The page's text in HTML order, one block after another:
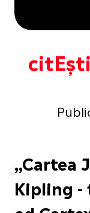
„Cartea
Kipling -